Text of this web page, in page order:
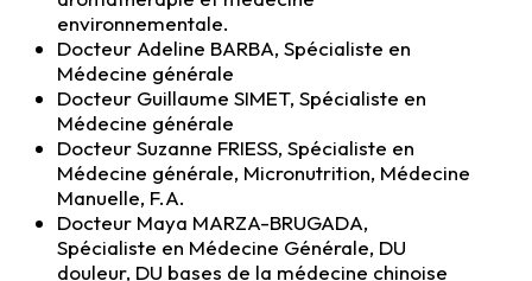
environnementale.
Docteur Adeline BARBA, Spécialiste en
Médecine générale
Docteur Guillaume SIMET, Spécialiste en
Médecine générale
Docteur Suzanne FRIESS, Spécialiste en
Médecine générale, Micronutrition, Médecine
Manuelle, F.A.
Docteur Maya MARZA-BRUGADA,
Spécialiste en Médecine Générale, DU
douleur, DU bases de la médecine chinoise